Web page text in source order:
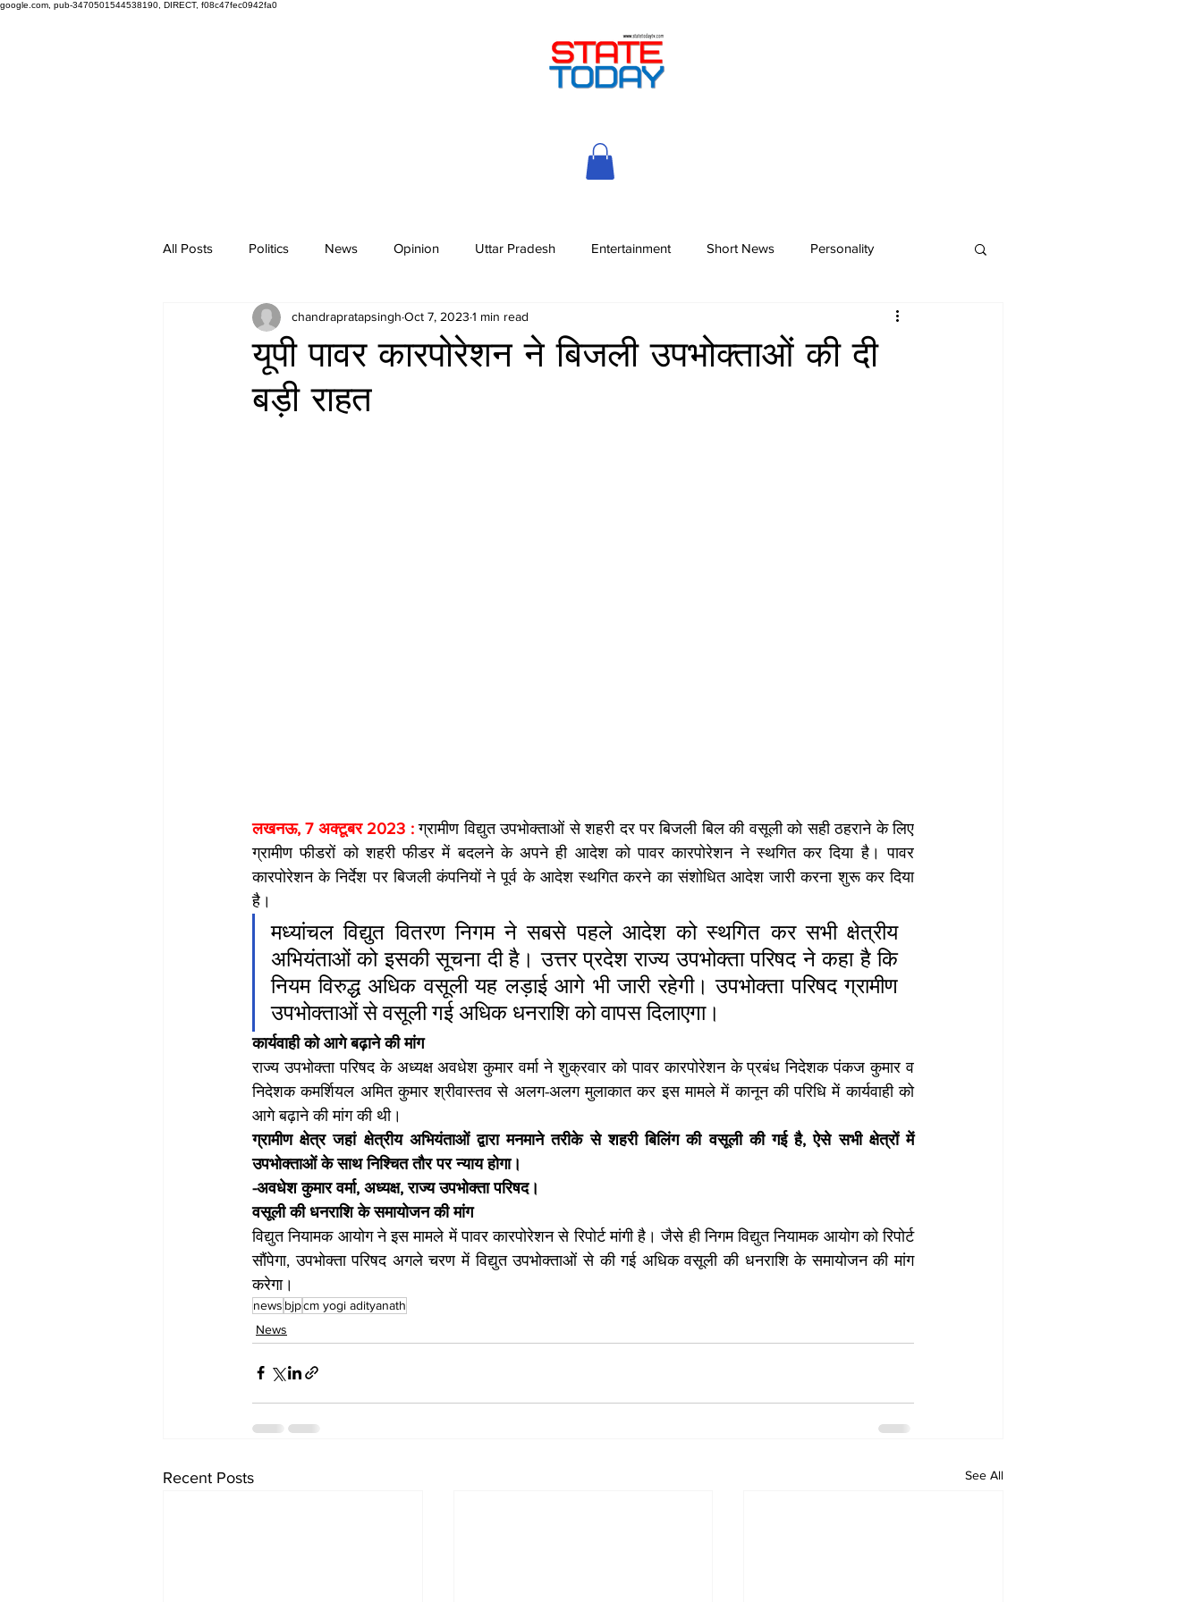
google.com, pub-3470501544538190, DIRECT, f08c47fec0942fa0
All Posts Politics News Opinion Uttar Pradesh Entertainment Short News Personality
यूपी पावर कारपोरेशन ने बिजली उपभोक्ताओं की दी
बड़ी राहत
chandrapratapsingh Oct 7, 2023 1 min read
लखनऊ, 7 अक्टूबर 2023 : ग्रामीण विद्युत उपभोक्ताओं से शहरी दर पर बिजली बिल की वसूली को सही ठहराने के लिए
ग्रामीण फीडरों को शहरी फीडर में बदलने के अपने ही आदेश को पावर कारपोरेशन ने स्थगित कर दिया है। पावर
कारपोरेशन के निर्देश पर बिजली कंपनियों ने पूर्व के आदेश स्थगित करने का संशोधित आदेश जारी करना शुरू कर दिया
है।
मध्यांचल विद्युत वितरण निगम ने सबसे पहले आदेश को स्थगित कर सभी क्षेत्रीय
अभियंताओं को इसकी सूचना दी है। उत्तर प्रदेश राज्य उपभोक्ता परिषद ने कहा है कि
नियम विरुद्ध अधिक वसूली यह लड़ाई आगे भी जारी रहेगी। उपभोक्ता परिषद ग्रामीण
उपभोक्ताओं से वसूली गई अधिक धनराशि को वापस दिलाएगा।
कार्यवाही को आगे बढ़ाने की मांग
राज्य उपभोक्ता परिषद के अध्यक्ष अवधेश कुमार वर्मा ने शुक्रवार को पावर कारपोरेशन के प्रबंध निदेशक पंकज कुमार व
निदेशक कमर्शियल अमित कुमार श्रीवास्तव से अलग-अलग मुलाकात कर इस मामले में कानून की परिधि में कार्यवाही को
आगे बढ़ाने की मांग की थी।
ग्रामीण क्षेत्र जहां क्षेत्रीय अभियंताओं द्वारा मनमाने तरीके से शहरी बिलिंग की वसूली की गई है, ऐसे सभी क्षेत्रों में
उपभोक्ताओं के साथ निश्चित तौर पर न्याय होगा।
-अवधेश कुमार वर्मा, अध्यक्ष, राज्य उपभोक्ता परिषद।
वसूली की धनराशि के समायोजन की मांग
विद्युत नियामक आयोग ने इस मामले में पावर कारपोरेशन से रिपोर्ट मांगी है। जैसे ही निगम विद्युत नियामक आयोग को रिपोर्ट
सौंपेगा, उपभोक्ता परिषद अगले चरण में विद्युत उपभोक्ताओं से की गई अधिक वसूली की धनराशि के समायोजन की मांग
करेगा।
news bjpcm yogi adityanath
News
Recent Posts See All